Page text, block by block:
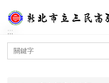
到
主
要
:::